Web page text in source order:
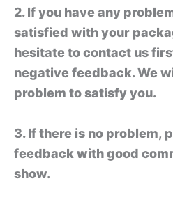
2. If you have any
satisfied with your
hesitate to contact us
negative feedback. We
problem to satisfy you.
3. If there is no problem,
feedback with good
show.